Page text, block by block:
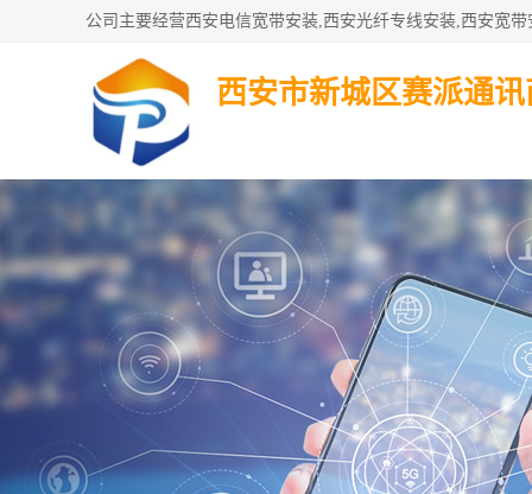
西安市新城区赛派通